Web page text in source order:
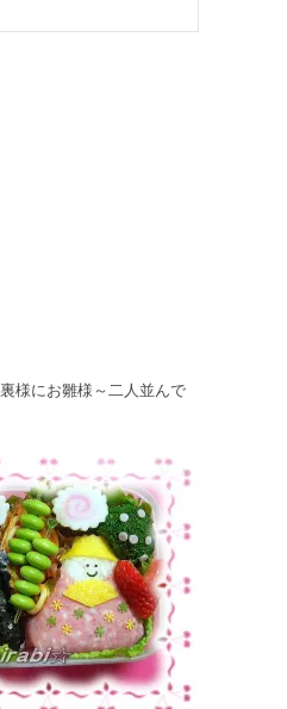
様にお雛様～二人並んで